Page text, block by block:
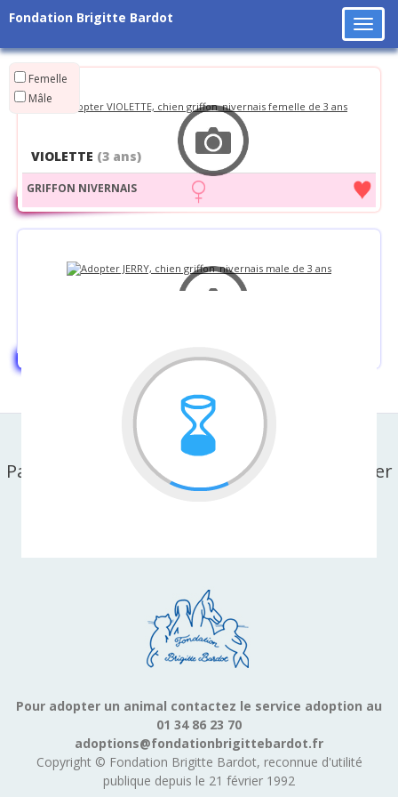
Fondation Brigitte Bardot
Femelle
Mâle
VIOLETTE (3 ans)
GRIFFON NIVERNAIS
Partager cette page sur facebook ou X-twitter
Pour adopter un animal contactez le service adoption au
01 34 86 23 70
adoptions@fondationbrigittebardot.fr
Copyright © Fondation Brigitte Bardot, reconnue d'utilité
publique depuis le 21 février 1992